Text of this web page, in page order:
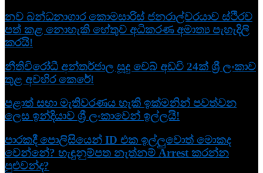
නව බන්ධනාගාර කොමසාරිස් ජනරාල්වරයාව ස්ථිරව
පත් කළ නොහැකි හේතුව අධිකරණ අමාත්‍ය පැහැදිලි
කරයි!
නීතිවිරෝධී අන්තර්ජාල සූදු වෙබ් අඩවි 24ක් ශ්‍රී ලංකාව
තුළ අවහිර කෙරේ!
පළාත් සභා මැතිවරණය හැකි ඉක්මනින් පවත්වන
ලෙස ඉන්දියාව ශ්‍රී ලංකාවෙන් ඉල්ලයි!
පාරකදී පොලිසියෙන් ID එක ඉල්ලුවොත් මොකද
වෙන්නේ? හැඳුනුම්පත නැත්නම් Arrest කරන්න
පුළුවන්ද?